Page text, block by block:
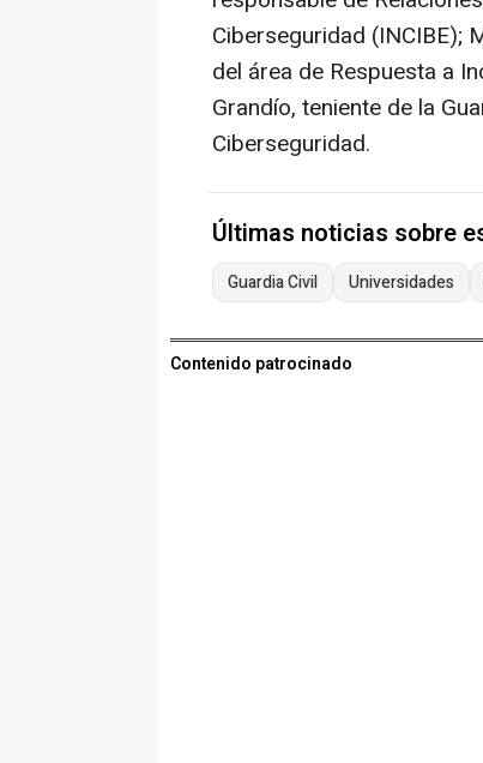
Ciberseguridad (INCIBE);
del área de Respuesta a
Grandío, teniente de la
Ciberseguridad.
Últimas noticias sobre
Guardia Civil Universidades
Contenido patrocinado